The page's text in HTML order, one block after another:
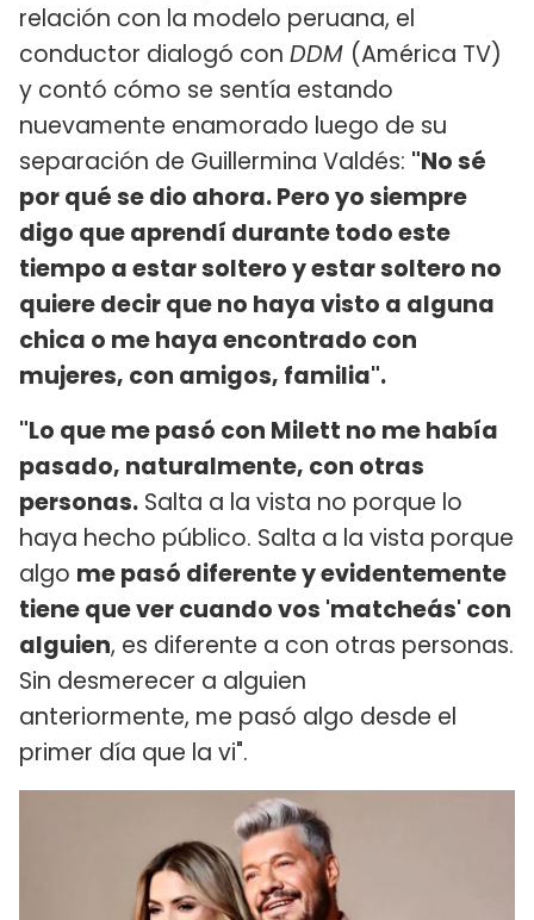
relación con la modelo peruana, el
conductor dialogó con DDM (América TV)
y contó cómo se sentía estando
nuevamente enamorado luego de su
separación de Guillermina Valdés: "No sé
por qué se dio ahora. Pero yo siempre
digo que aprendí durante todo este
tiempo a estar soltero y estar soltero no
quiere decir que no haya visto a alguna
chica o me haya encontrado con
mujeres, con amigos, familia".
"Lo que me pasó con Milett no me había
pasado, naturalmente, con otras
personas. Salta a la vista no porque lo
haya hecho público. Salta a la vista porque
algo me pasó diferente y evidentemente
tiene que ver cuando vos 'matcheás' con
alguien, es diferente a con otras personas.
Sin desmerecer a alguien
anteriormente, me pasó algo desde el
primer día que la vi".